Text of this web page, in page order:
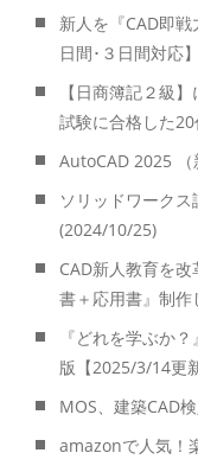
新人を『CAD即
日間･３日間対応】
【日商簿記２級
試験に合格した20
AutoCAD 2025 （
ソリッドワークス
(2024/10/25)
CAD新人教育を
書＋応用書』制作
『どれを学ぶか
版【2025/3/14更新
MOS、建築CAD
amazonで人気！